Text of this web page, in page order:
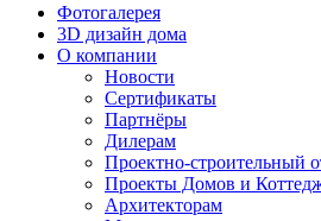
Фотогалерея
3D дизайн дома
О компании
Новости
Сертификаты
Партнёры
Дилерам
Проектно-строительный
Проекты Домов и
Архитекторам